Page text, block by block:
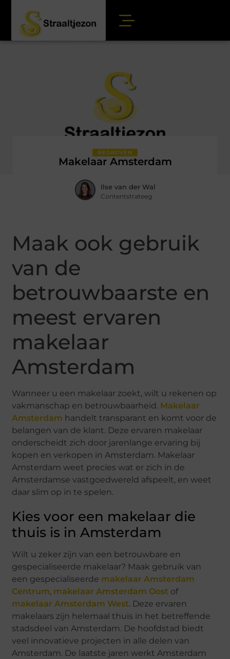
BEDRIJVEN
Makelaar Amsterdam
Ilse van der Wal
Contentstrateeg
Maak ook gebruik
van de
betrouwbaarste en
meest ervaren
makelaar
Amsterdam
Wanneer u een makelaar zoekt, wilt u rekenen op
vakmanschap en betrouwbaarheid. Makelaar
Amsterdam handelt transparant en komt voor de
belangen van de klant. Deze ervaren makelaar
onderscheidt zich door jarenlange ervaring bij
kopen en verkopen in Amsterdam. Makelaar
Amsterdam weet precies wat er zich in de
Amsterdamse vastgoedwereld afspeelt, en weet
daar slim op in te spelen.
Kies voor een makelaar die
thuis is in Amsterdam
Wilt u zeker zijn van een betrouwbare en
gespecialiseerde makelaar? Maak gebruik van
een gespecialiseerde makelaar Amsterdam
Centrum, makelaar Amsterdam Oost of
makelaar Amsterdam West. Deze ervaren
makelaars zijn helemaal thuis in het betreffende
stadsdeel van Amsterdam. De hoofdstad biedt
veel innovatieve projecten in alle delen van
Amsterdam. De laatste jaren werkt Amsterdam